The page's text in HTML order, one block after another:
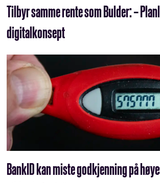
Tilbyr samme rente som Bulder: –
digitalkonsept
BankID kan miste godkjenning på